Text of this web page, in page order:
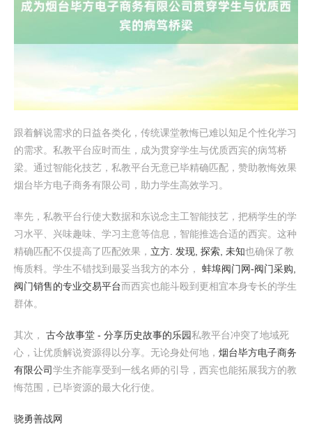
跟着解说需求的日益各类化，传统课堂教悔已难以知足个性化学习
的需求。私教平台应时而生，成为贯穿学生与优质西宾的病笃桥
梁。通过智能化技艺，私教平台无意已毕精确匹配，赞助教悔效果
烟台毕方电子商务有限公司，助力学生高效学习。
率先，私教平台行使大数据和东说念主工智能技艺，把柄学生的学
习水平、兴味趣味、学习主意等信息，智能推选合适的西宾。这种
精确匹配不仅提高了匹配效果， 立方. 发现, 探索, 未知也确保了教
悔质料。学生不错找到最妥当我方的本分， 蚌埠阀门网-阀门采购,
阀门销售的专业交易平台而西宾也能斗殴到更相宜本身专长的学生
群体。
其次， 古今故事堂 - 分享历史故事的乐园私教平台冲突了地域死
心，让优质解说资源得以分享。无论身处何地， 烟台毕方电子商务
有限公司学生齐能享受到一线名师的引导，西宾也能拓展我方的教
悔范围，已毕资源的最大化行使。
骁勇善战网